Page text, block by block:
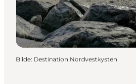
Bilde: Destination Nordvestkysten